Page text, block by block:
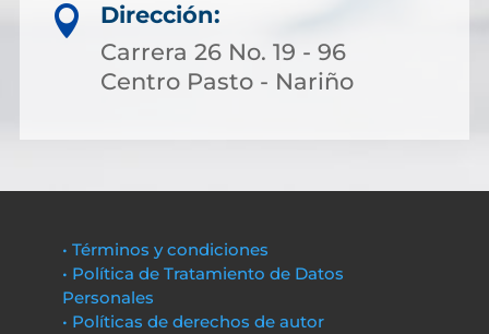

Dirección:
Carrera 26 No. 19 - 96
Centro Pasto - Nariño
• Términos y condiciones
• Política de Tratamiento de Datos
Personales
• Políticas de derechos de autor